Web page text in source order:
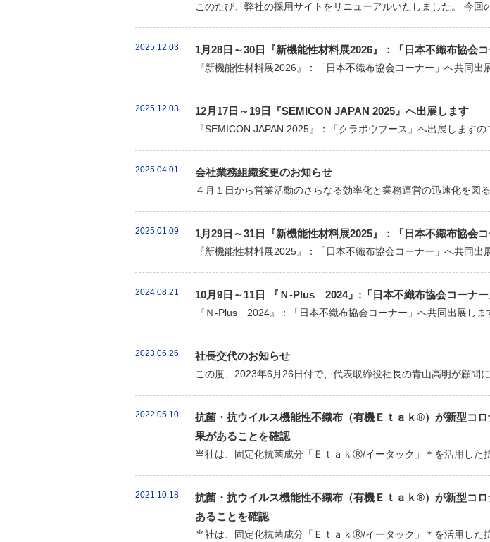
このたび、弊社の採用サイトをリニューアルいたしました。 今回
2025.12.03 1月28日～30日『新機能性材料展2026』：「日本不織布協会
『新機能性材料展2026』：「日本不織布協会コーナー」へ共同出
2025.12.03 12月17日～19日『SEMICON JAPAN 2025』へ出展します
『SEMICON JAPAN 2025』：「クラボウブース」へ出展しますの
2025.04.01 会社業務組織変更のお知らせ
４月１日から営業活動のさらなる効率化と業務運営の迅速化を図
2025.01.09 1月29日～31日『新機能性材料展2025』：「日本不織布協会
『新機能性材料展2025』：「日本不織布協会コーナー」へ共同出
2024.08.21 10月9日～11日 『Ｎ-Plus 2024』:「日本不織布協会コーナ
『Ｎ-Plus 2024』：「日本不織布協会コーナー」へ共同出展しま
2023.06.26 社長交代のお知らせ
この度、2023年6月26日付で、代表取締役社長の青山高明が顧問
2022.05.10
抗菌・抗ウイルス機能性不織布（有機Ｅｔａｋ®）が新型コ
果があることを確認
当社は、固定化抗菌成分「ＥｔａｋⓇ/イータック」＊を活用した
2021.10.18
抗菌・抗ウイルス機能性不織布（有機Ｅｔａｋ®）が新型コ
あることを確認
当社は、固定化抗菌成分「ＥｔａｋⓇ/イータック」＊を活用した